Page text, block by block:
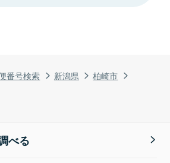
番号検索 新潟県
柏崎市
べる